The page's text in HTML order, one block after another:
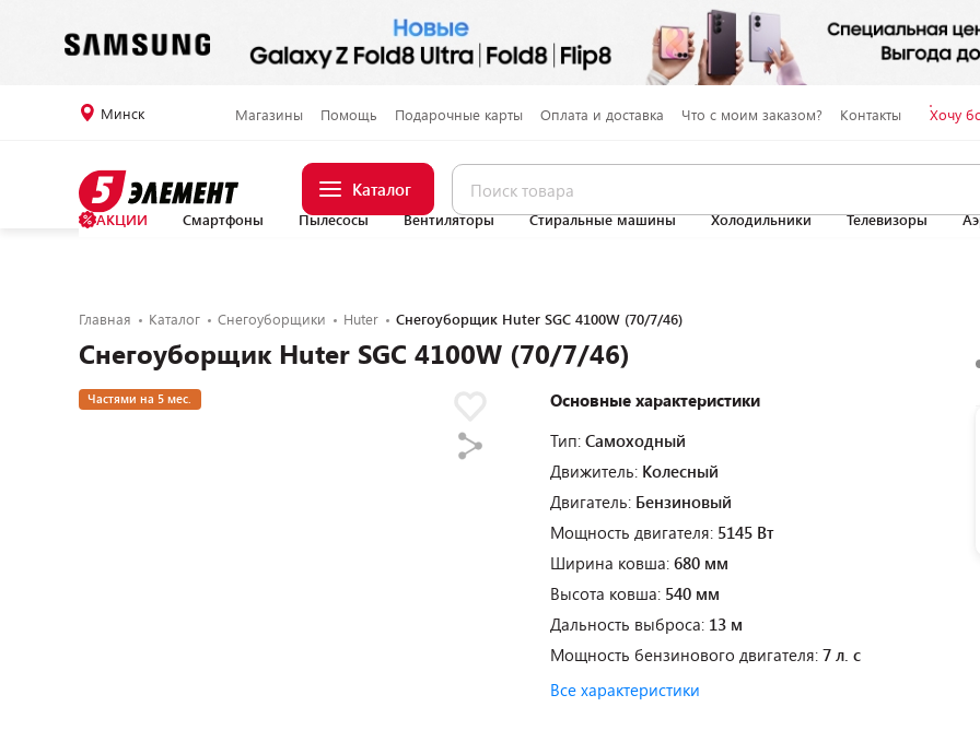
Минск Магазины Помощь Подарочные карты Оплата и доставка Что с моим заказом? Контакты Хочу
Каталог
АКЦИИ Смартфоны Пылесосы Вентиляторы Стиральные машины Холодильники Телевизоры
Главная Каталог Снегоуборщики Huter Снегоуборщик Huter SGC 4100W (70/7/46)
Снегоуборщик Huter SGC 4100W (70/7/46)
Частями на 5 мес.
Основные характеристики
Тип: Самоходный
Движитель: Колесный
Двигатель: Бензиновый
Мощность двигателя: 5145 Вт
Ширина ковша: 680 мм
Высота ковша: 540 мм
Дальность выброса: 13 м
Мощность бензинового двигателя: 7 л. с
Все характеристики